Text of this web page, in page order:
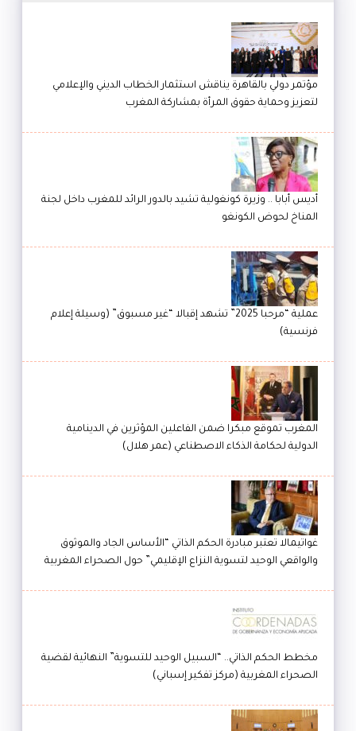
مؤتمر دولي بالقاهرة يناقش استثمار الخطاب الديني والإعلامي
لتعزيز وحماية حقوق المرأة بمشاركة المغرب
أديس أبابا .. وزيرة كونغولية تشيد بالدور الرائد للمغرب داخل لجنة
المناخ لحوض الكونغو
عملية “مرحبا 2025” تشهد إقبالا “غير مسبوق” (وسيلة إعلام
فرنسية)
المغرب تموقع مبكرا ضمن الفاعلين المؤثرين في الدينامية
الدولية لحكامة الذكاء الاصطناعي (عمر هلال)
غواتيمالا تعتبر مبادرة الحكم الذاتي “الأساس الجاد والموثوق
والواقعي الوحيد لتسوية النزاع الإقليمي” حول الصحراء المغربية
مخطط الحكم الذاتي.. “السبيل الوحيد للتسوية” النهائية لقضية
الصحراء المغربية (مركز تفكير إسباني)